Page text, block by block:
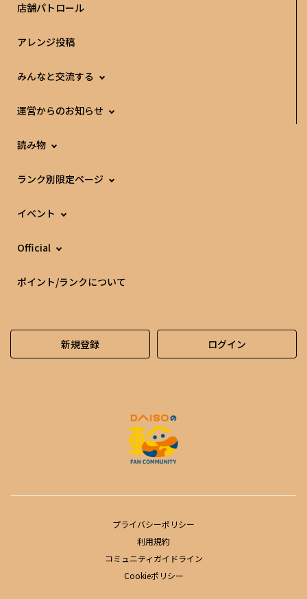
店舗パトロール
アレンジ投稿
みんなと交流する
運営からのお知らせ
読み物
ランク別限定ページ
イベント
Official
ポイント/ランクについて
新規登録 ログイン
プライバシーポリシー
利用規約
コミュニティガイドライン
Cookieポリシー